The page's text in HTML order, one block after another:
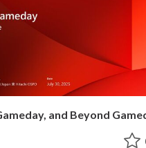
and Beyond